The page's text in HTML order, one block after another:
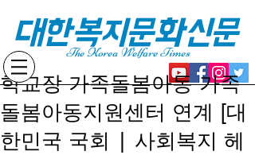
대한복지문화신문
The Korea Welfare Times
학교장 가족돌봄아동 가족
돌봄아동지원센터 연계 [대
한민국 국회 | 사회복지 헤